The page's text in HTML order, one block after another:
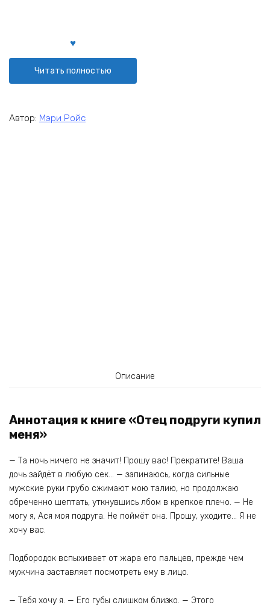
Читать полностью
Автор: Мэри Ройс
Описание
Аннотация к книге «Отец подруги купил
меня»
— Та ночь ничего не значит! Прошу вас! Прекратите! Ваша
дочь зайдёт в любую сек… — запинаюсь, когда сильные
мужские руки грубо сжимают мою талию, но продолжаю
обреченно шептать, уткнувшись лбом в крепкое плечо. — Не
могу я, Ася моя подруга. Не поймёт она. Прошу, уходите… Я не
хочу вас.
Подбородок вспыхивает от жара его пальцев, прежде чем
мужчина заставляет посмотреть ему в лицо.
— Тебя хочу я. — Его губы слишком близко. — Этого